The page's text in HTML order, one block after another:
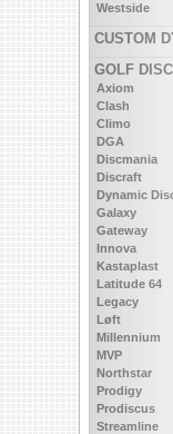
Westside
CUSTOM
GOLF
Axiom
Clash
Climo
DGA
Discmania
Discraft
Dynamic
Galaxy
Gateway
Innova
Kastaplast
Latitude 64
Legacy
Løft
Millennium
MVP
Northstar
Prodigy
Prodiscus
Streamline